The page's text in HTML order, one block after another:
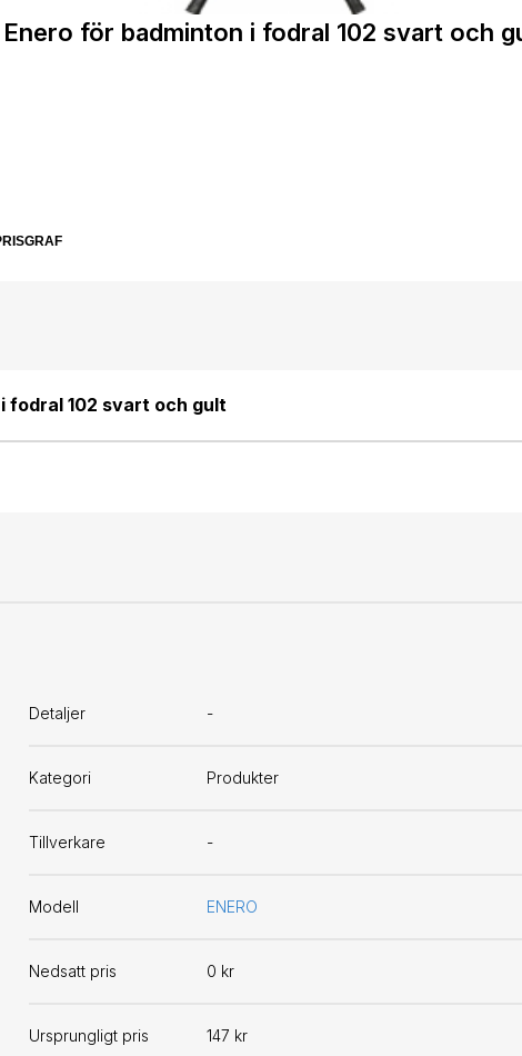
Enero för badminton i fodral 102 svart och
fodral 102 svart och gult
Detaljer -
Kategori Produkter
Tillverkare -
Modell ENERO
Nedsatt pris 0 kr
Ursprungligt pris 147 kr